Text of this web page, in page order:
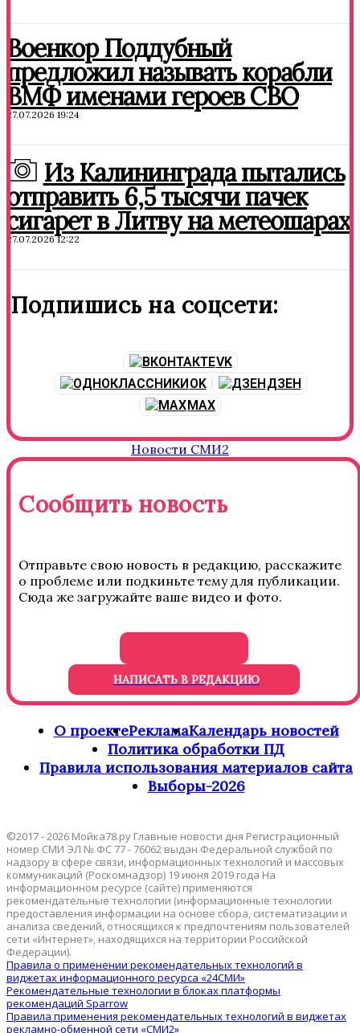
Военкор Поддубный
предложил называть корабли
ВМФ именами героев СВО
27.07.2026 19:24
Из Калининграда пытались
отправить 6,5 тысячи пачек
сигарет в Литву на метеошарах
27.07.2026 12:22
Подпишись на соцсети:
VK
OK
ДЗЕН
MAX
Новости СМИ2
Сообщить новость
Отправьте свою новость в редакцию, расскажите
о проблеме или подкиньте тему для публикации.
Сюда же загружайте ваше видео и фото.
НАПИСАТЬ В РЕДАКЦИЮ
О проектеРекламаКалендарь новостей
Политика обработки ПД
Правила использования материалов сайта
Выборы-2026
©2017 - 2026 Мойка78.ру Главные новости дня Регистрационный
номер СМИ ЭЛ № ФС 77 - 76062 выдан Федеральной службой по
надзору в сфере связи, информационных технологий и массовых
коммуникаций (Роскомнадзор) 19 июня 2019 года На
информационном ресурсе (сайте) применяются
рекомендательные технологии (информационные технологии
предоставления информации на основе сбора, систематизации и
анализа сведений, относящихся к предпочтениям пользователей
сети «Интернет», находящихся на территории Российской
Федерации).
Правила о применении рекомендательных технологий в
виджетах информационного ресурса «24СМИ»
Рекомендательные технологии в блоках платформы
рекомендаций Sparrow
Правила применения рекомендательных технологий в виджетах
рекламно-обменной сети «СМИ2»